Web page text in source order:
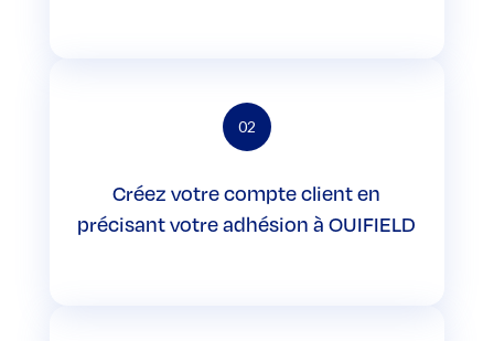
02
Créez votre compte client en
précisant votre adhésion à OUIFIELD